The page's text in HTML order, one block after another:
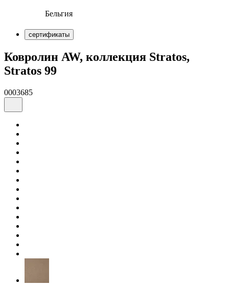
Бельгия
сертификаты
Ковролин AW, коллекция Stratos,
Stratos 99
0003685